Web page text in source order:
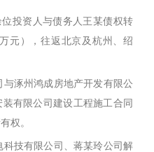
投资人与债务人王某债权转
元），往返北京及杭州、绍
涿州鸿成房地产开发有限公
有限公司建设工程施工合同
权。
技有限公司、蒋某玲公司解